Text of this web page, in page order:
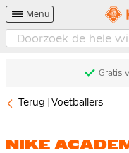
Menu
Gratis
Terug Voetballers
NIKE